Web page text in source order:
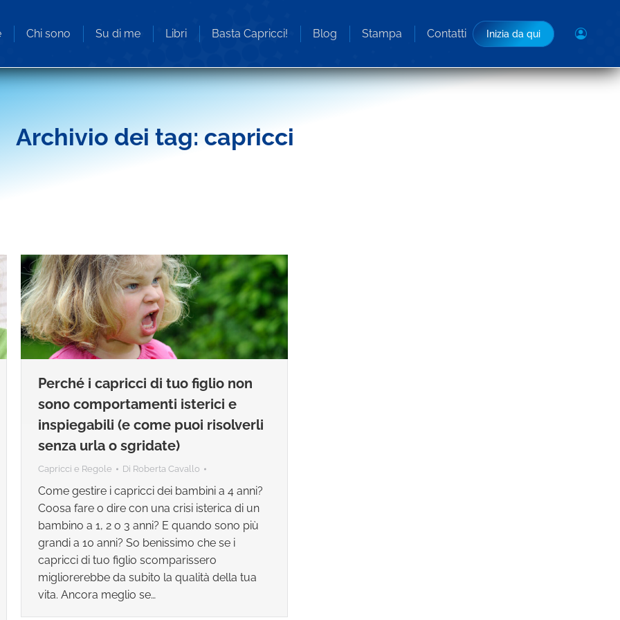
Chi sono Su di me Libri Basta Capricci! Blog Stampa Contatti Inizia da qui
Archivio dei tag: capricci
Perché i capricci di tuo figlio non
sono comportamenti isterici e
inspiegabili (e come puoi risolverli
senza urla o sgridate)
Capricci e Regole Di Roberta Cavallo
Come gestire i capricci dei bambini a 4 anni?
Coosa fare o dire con una crisi isterica di un
bambino a 1, 2 o 3 anni? E quando sono più
grandi a 10 anni? So benissimo che se i
capricci di tuo figlio scomparissero
migliorerebbe da subito la qualità della tua
vita. Ancora meglio se…